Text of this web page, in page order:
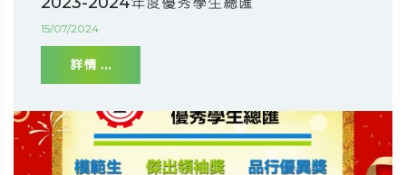
15/07/2024
詳情 ...